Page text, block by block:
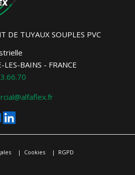
DE TUYAUX SOUPLES PVC
LES-BAINS - FRANCE
Cookies RGPD